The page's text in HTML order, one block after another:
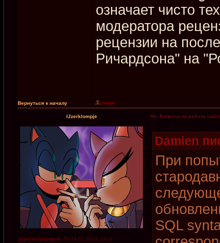
означает чисто
модератора
рецензии на
Ричардсона" на
Вернуться к началу
IJzerklompje Re: Вопросы по работе
Зарегистрирован: Пт 24.02.2023, 19:11
Damien
При
SQL